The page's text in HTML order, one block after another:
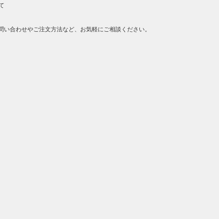
い合わせやご注文方法など、お気軽にご相談ください。